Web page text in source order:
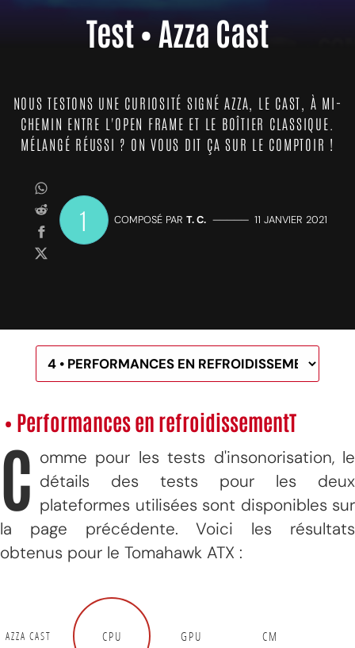
Test • Azza Cast
NOUS TESTONS UNE CURIOSITÉ SIGNÉ AZZA, LE CAST, À MI-
CHEMIN ENTRE L'OPEN FRAME ET LE BOÎTIER CLASSIQUE.
MÉLANGÉ RÉUSSI ? ON VOUS DIT ÇA SUR LE COMPTOIR !
1 COMPOSÉ PAR T. C. ————— 11 JANVIER 2021
• Performances en refroidissementT
C omme pour les tests d'insonorisation, le
détails des tests pour les deux
plateformes utilisées sont disponibles sur
la page précédente. Voici les résultats
obtenus pour le Tomahawk ATX :